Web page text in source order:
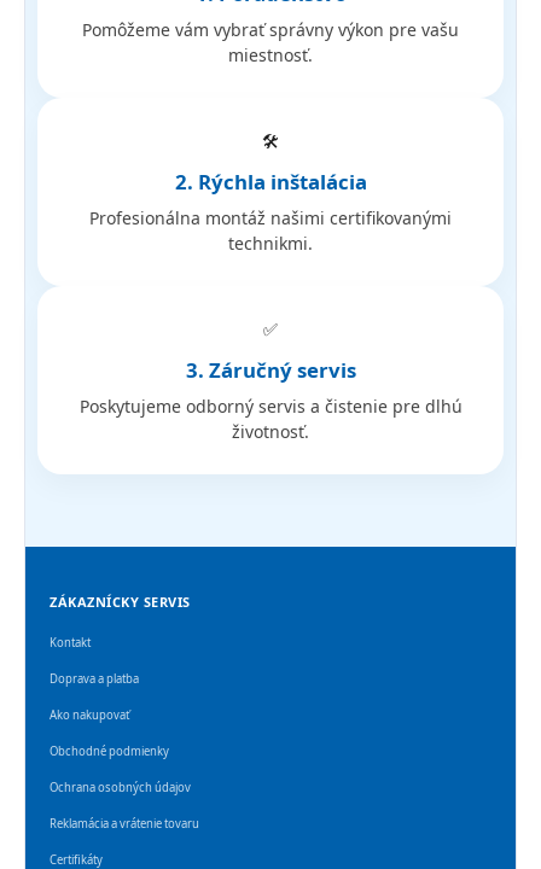
Pomôžeme vám vybrať správny výkon pre vašu
miestnosť.
🛠️
2. Rýchla inštalácia
Profesionálna montáž našimi certifikovanými
technikmi.
✅
3. Záručný servis
Poskytujeme odborný servis a čistenie pre dlhú
životnosť.
ZÁKAZNÍCKY SERVIS
Kontakt
Doprava a platba
Ako nakupovať
Obchodné podmienky
Ochrana osobných údajov
Reklamácia a vrátenie tovaru
Certifikáty